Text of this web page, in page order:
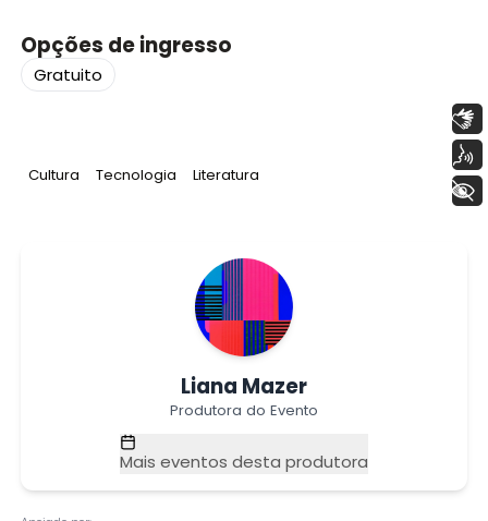
Opções de ingresso
Gratuito
Tag:
Cultura Tag:
Tecnologia Tag:
Literatura
Liana Mazer
Produtora do Evento
Mais eventos desta produtora